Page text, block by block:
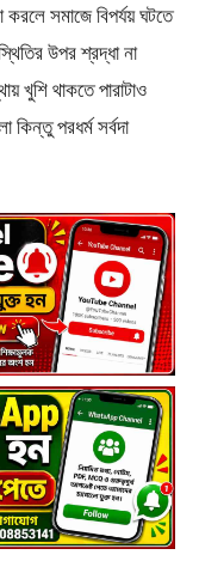
করলে সমাজে বিপর্যয় ঘটতে
উপর শ্রদ্ধা না
খুশি থাকতে পারাটাও
পরধর্ম সর্বদা